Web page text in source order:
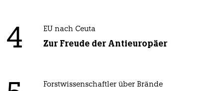
4 EU nach Ceuta
Zur Freude der Antieuropäer
Forstwissenschaftler über Brände